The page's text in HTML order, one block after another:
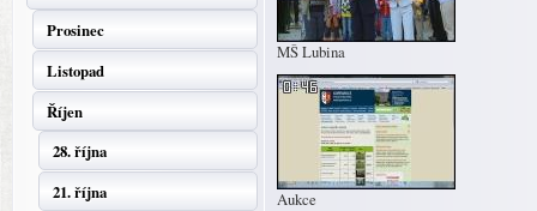
Prosinec
Listopad
Říjen
28. října
21. října
MŠ Lubina
Aukce